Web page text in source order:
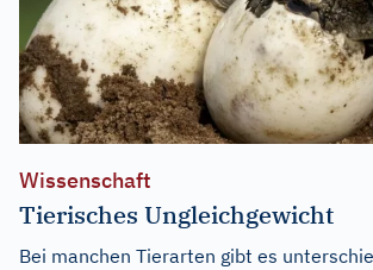
Wissenschaft
Tierisches Ungleichgewicht
Bei manchen Tierarten gibt es